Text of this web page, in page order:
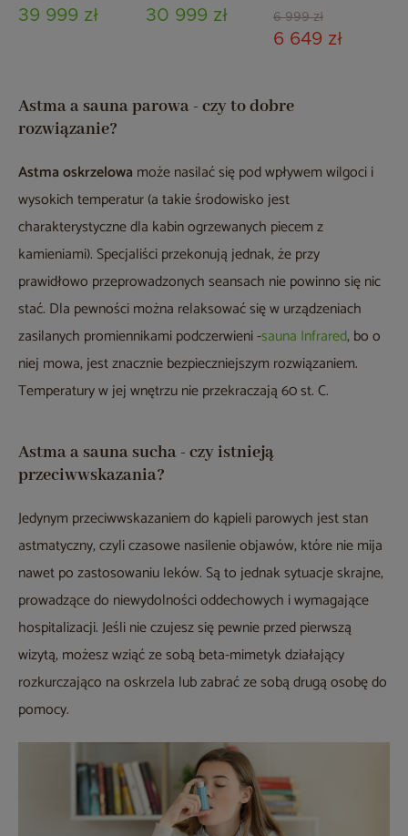
39 999 zł cm
30 999 zł 6 999 zł
6 649 zł
Astma a sauna parowa - czy to dobre
rozwiązanie?
Astma oskrzelowa może nasilać się pod wpływem wilgoci i
wysokich temperatur (a takie środowisko jest
charakterystyczne dla kabin ogrzewanych piecem z
kamieniami). Specjaliści przekonują jednak, że przy
prawidłowo przeprowadzonych seansach nie powinno się nic
stać. Dla pewności można relaksować się w urządzeniach
zasilanych promiennikami podczerwieni -sauna Infrared, bo o
niej mowa, jest znacznie bezpieczniejszym rozwiązaniem.
Temperatury w jej wnętrzu nie przekraczają 60 st. C.
Astma a sauna sucha - czy istnieją
przeciwwskazania?
Jedynym przeciwwskazaniem do kąpieli parowych jest stan
astmatyczny, czyli czasowe nasilenie objawów, które nie mija
nawet po zastosowaniu leków. Są to jednak sytuacje skrajne,
prowadzące do niewydolności oddechowych i wymagające
hospitalizacji. Jeśli nie czujesz się pewnie przed pierwszą
wizytą, możesz wziąć ze sobą beta-mimetyk działający
rozkurczająco na oskrzela lub zabrać ze sobą drugą osobę do
pomocy.